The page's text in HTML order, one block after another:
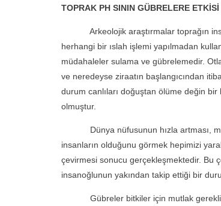
TOPRAK PH SININ GÜBRELERE ETKİSİ
Arkeolojik araştırmalar toprağın
herhangi bir ıslah işlemi yapılmadan
müdahaleler sulama ve gübrelemedir.
ve neredeyse ziraatın başlangıcından
durum canlıları doğuştan ölüme değin
olmuştur.
Dünya nüfusunun hızla artması,
insanların olduğunu görmek hepimizi
çevirmesi sonucu gerçekleşmektedir. Bu
insanoğlunun yakından takip ettiği bir
Gübreler bitkiler için mutlak gerekli